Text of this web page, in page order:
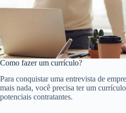
Como fazer um currículo?
Para conquistar uma entrevista de
mais nada, você precisa ter um
potenciais contratantes.